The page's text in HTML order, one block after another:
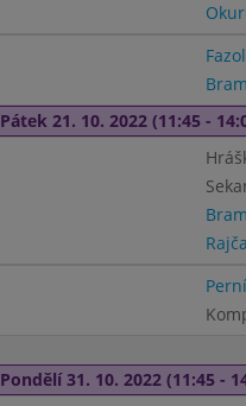
Pátek 21. 10. 2022 (11:45 -
Pondělí 31. 10. 2022 (11:45 -